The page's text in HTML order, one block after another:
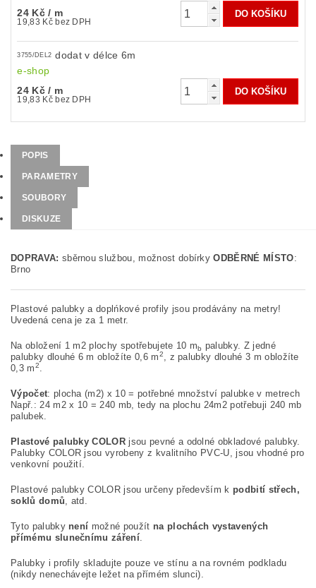
24 Kč/ m
19,83 Kč bez DPH
3755/DEL2 dodat v délce 6m
e-shop
24 Kč/ m
19,83 Kč bez DPH
POPIS
PARAMETRY
SOUBORY
DISKUZE
DOPRAVA: sběrnou službou, možnost dobírkyODBĚRNÉ MÍSTO:
Brno
Plastové palubky a doplńkové profily jsou prodávány na metry!
Uvedená cena je za 1 metr.
Na obložení 1 m2 plochy spotřebujete 10 mb palubky. Z jedné
palubky dlouhé 6 m obložíte 0,6 m2, z palubky dlouhé 3 m obložíte
0,3 m2.
Výpočet: plocha (m2) x 10 = potřebné množství palubke v metrech
Např.: 24 m2 x 10 = 240 mb, tedy na plochu 24m2 potřebuji 240 mb
palubek.
Plastové palubky COLORjsou pevné a odolné obkladové palubky.
Palubky COLOR jsou vyrobeny z kvalitního PVC-U, jsou vhodné pro
venkovní použití.
Plastové palubky COLOR jsou určeny především k podbití střech,
soklů domů, atd.
Tyto palubky není možné použít na plochách vystavených
přímému slunečnímu záření.
Palubky i profily skladujte pouze ve stínu a na rovném podkladu
(nikdy nenechávejte ležet na přímém slunci).